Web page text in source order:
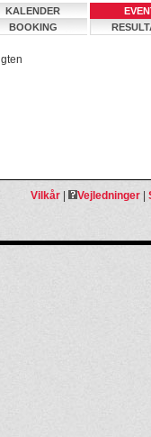
KALENDER
BOOKING
Vilkår Vejledninger